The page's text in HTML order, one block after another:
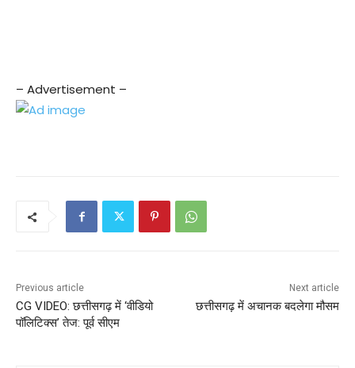
– Advertisement –
Previous article
CG VIDEO: छत्तीसगढ़ में ‘वीडियो
पॉलिटिक्स’ तेज: पूर्व सीएम
Next article
छत्तीसगढ़ में अचानक बदलेगा मौसम